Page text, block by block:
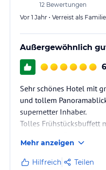
12 Bewertungen
Vor 1 Jahr • Verreist als
Außergewöhnlich
6
Sehr schönes Hotel mit
und tollem
supernetter Inhaber.
Tolles Frühstücksbuffett
anderen Leckereien.
Parkplätze direkt unter
Mehr anzeigen
Hilfreich Teilen